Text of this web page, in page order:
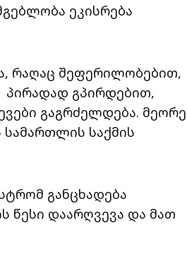
ეკისრება
რაღაც შეფერილობებით,
გპირდებით,
გაგრძელდება. მეორე
სამართლის საქმის
განცხადება
წესი დაარღვევა და მათ